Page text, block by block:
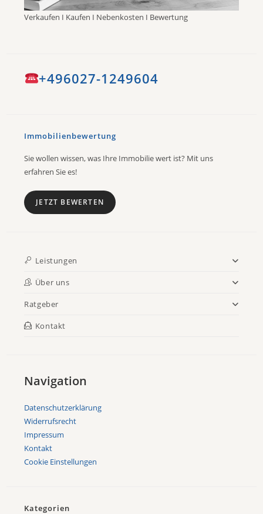
Verkaufen I Kaufen I Nebenkosten I Bewertung
+496027-1249604
Immobilienbewertung
Sie wollen wissen, was Ihre Immobilie wert ist? Mit uns
erfahren Sie es!
JETZT BEWERTEN
Leistungen
Über uns
Ratgeber
Kontakt
Navigation
Datenschutzerklärung
Widerrufsrecht
Impressum
Kontakt
Cookie Einstellungen
Kategorien